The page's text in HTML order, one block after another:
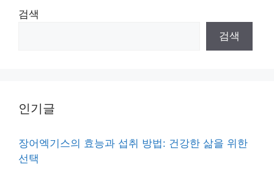
검색
검색
인기글
장어엑기스의 효능과 섭취 방법: 건강한 삶을 위한
선택